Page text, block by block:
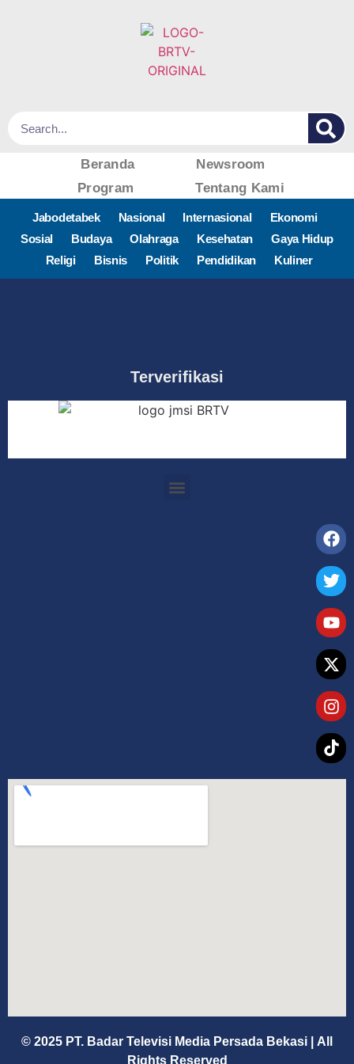
Beranda
Newsroom
Program
Tentang Kami
Jabodetabek Nasional Internasional
Ekonomi
Sosial
Budaya Olahraga Kesehatan
Gaya Hidup
Religi
Bisnis Politik Pendidikan Kuliner
Terverifikasi
© 2025 PT. Badar Televisi Media Persada Bekasi
All
Rights Reserved